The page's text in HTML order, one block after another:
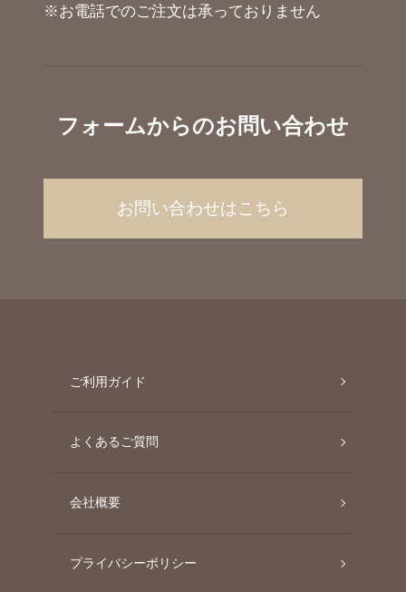
※お電話でのご注文は承っておりません
フォームからのお問い合わせ
お問い合わせはこちら
ご利用ガイド
よくあるご質問
会社概要
プライバシーポリシー